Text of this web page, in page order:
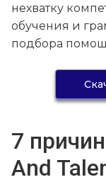
нехватку
обучения и
подбора
7
And